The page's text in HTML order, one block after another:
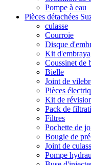
Pompe à eau
Pièces détachées
culasse
Courroie
Disque
Kit
Coussinet de
Bielle
Joint de
Pièces
Kit de
Pack de
Filtres
Pochette de
Bougie de
Joint de
Pompe